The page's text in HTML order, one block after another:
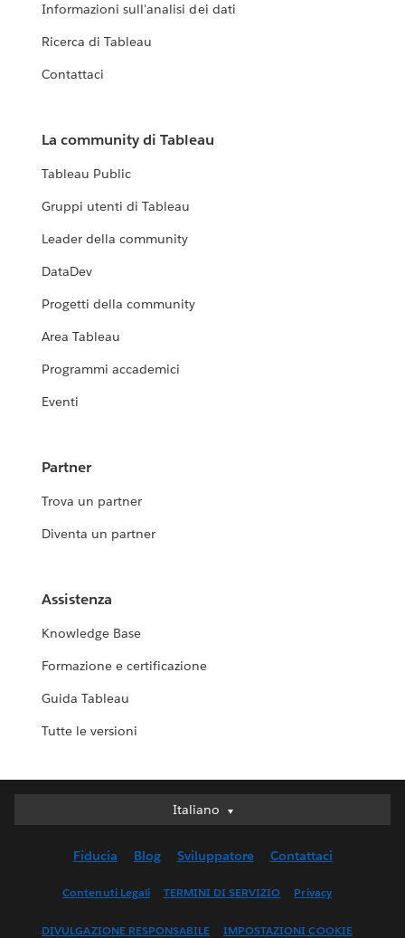
Informazioni sull'analisi dei dati
Ricerca di Tableau
Contattaci
La community di Tableau
Tableau Public
Gruppi utenti di Tableau
Leader della community
DataDev
Progetti della community
Area Tableau
Programmi accademici
Eventi
Partner
Trova un partner
Diventa un partner
Assistenza
Knowledge Base
Formazione e certificazione
Guida Tableau
Tutte le versioni
Italiano
Italiano
English (UK)
Français (Canada)
Fiducia Blog Sviluppatore Contattaci
Contenuti Legali TERMINI DI SERVIZIO Privacy
DIVULGAZIONE RESPONSABILE IMPOSTAZIONI COOKIE